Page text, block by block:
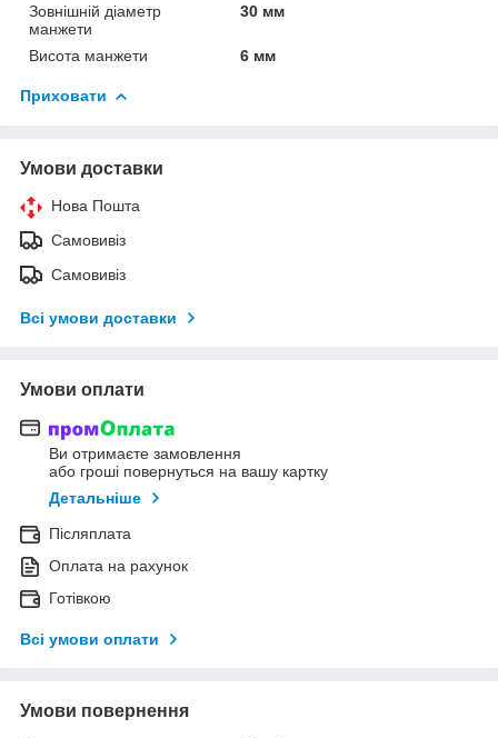
Зовнішній діаметр
манжети
30 мм
Висота манжети 6 мм
Приховати
Умови доставки
Нова Пошта
Самовивіз
Самовивіз
Всі умови доставки
Умови оплати
Ви отримаєте замовлення
або гроші повернуться на вашу картку
Детальніше
Післяплата
Оплата на рахунок
Готівкою
Всі умови оплати
Умови повернення